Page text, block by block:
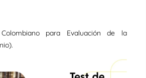
para Evaluación de la